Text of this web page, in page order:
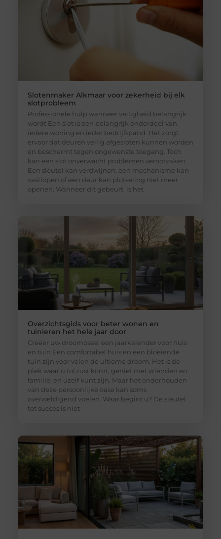
Slotenmaker Alkmaar voor zekerheid bij elk
slotprobleem
Professionele hulp wanneer veiligheid belangrijk
wordt Een slot is een belangrijk onderdeel van
iedere woning en ieder bedrijfspand. Het zorgt
ervoor dat deuren veilig afgesloten kunnen worden
en beschermt tegen ongewenste toegang. Toch
kan een slot onverwacht problemen veroorzaken.
Een sleutel kan verdwijnen, een mechanisme kan
vastlopen of een deur kan plotseling niet meer
openen. Wanneer dit gebeurt, is het
Overzichtsgids voor beter wonen en
tuinieren het hele jaar door
Creëer uw droomoase: een jaarkalender voor huis
en tuin Een comfortabel huis en een bloeiende
tuin zijn voor velen de ultieme droom. Het is de
plek waar u tot rust komt, geniet met vrienden en
familie, en uzelf kunt zijn. Maar het onderhouden
van deze persoonlijke oase kan soms
overweldigend voelen. Waar begint u? De sleutel
tot succes is niet